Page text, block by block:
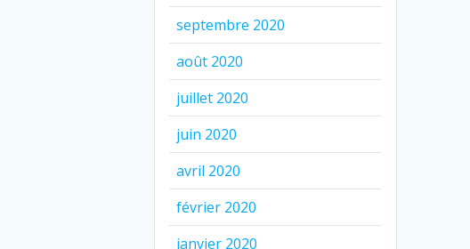
septembre 2020
août 2020
juillet 2020
juin 2020
avril 2020
février 2020
janvier 2020